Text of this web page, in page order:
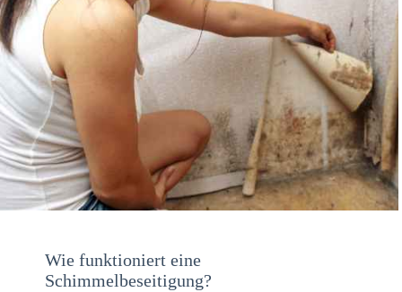
Wie funktioniert eine
Schimmelbeseitigung?